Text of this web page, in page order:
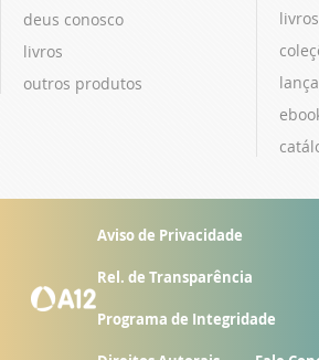
deus conosco
livros
outros produtos
livros
Aviso de Privacidade
Rel. de Transparência
Programa de Integridade